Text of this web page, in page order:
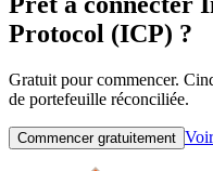
Protocol (ICP) ?
Gratuit pour commencer.
de portefeuille réconciliée.
Commencer gratuitement